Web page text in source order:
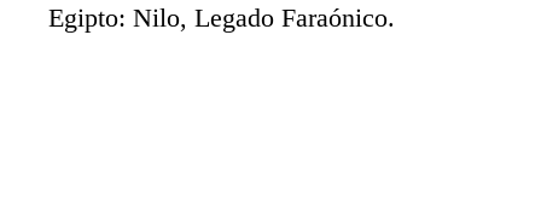
Egipto: Nilo, Legado Faraónico.